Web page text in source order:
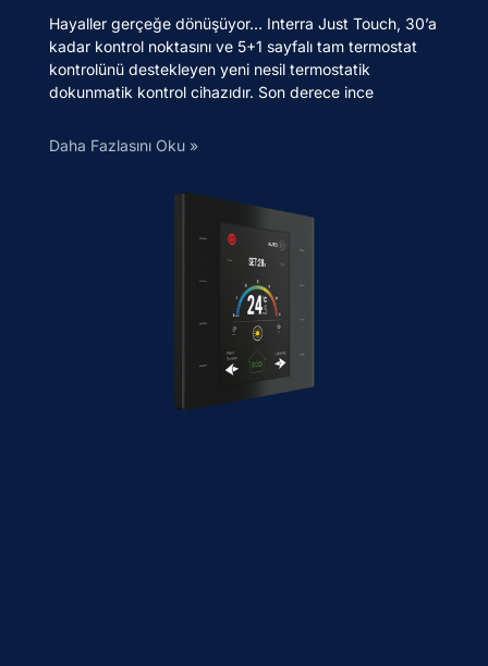
Hayaller gerçeğe dönüşüyor… Interra Just Touch, 30’a
kadar kontrol noktasını ve 5+1 sayfalı tam termostat
kontrolünü destekleyen yeni nesil termostatik
dokunmatik kontrol cihazıdır. Son derece ince
Daha Fazlasını Oku »